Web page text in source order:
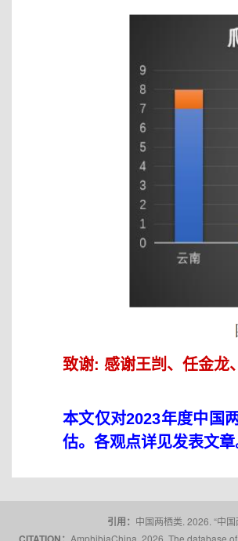
致谢: 感谢王剀、任金龙
本文仅对2023年度中国
估。各观点详见发表文章
引用： 中国两栖类. 2026. “中